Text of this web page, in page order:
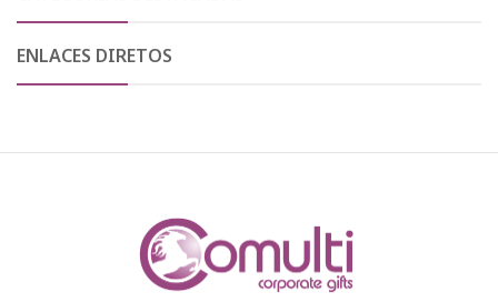
ENLACES DIRETOS